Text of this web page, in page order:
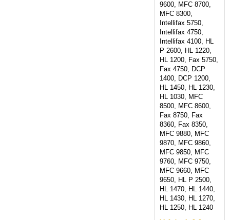
9600, MFC 8700,
MFC 8300,
Intellifax 5750,
Intellifax 4750,
Intellifax 4100, HL
P 2600, HL 1220,
HL 1200, Fax 5750,
Fax 4750, DCP
1400, DCP 1200,
HL 1450, HL 1230,
HL 1030, MFC
8500, MFC 8600,
Fax 8750, Fax
8360, Fax 8350,
MFC 9880, MFC
9870, MFC 9860,
MFC 9850, MFC
9760, MFC 9750,
MFC 9660, MFC
9650, HL P 2500,
HL 1470, HL 1440,
HL 1430, HL 1270,
HL 1250, HL 1240